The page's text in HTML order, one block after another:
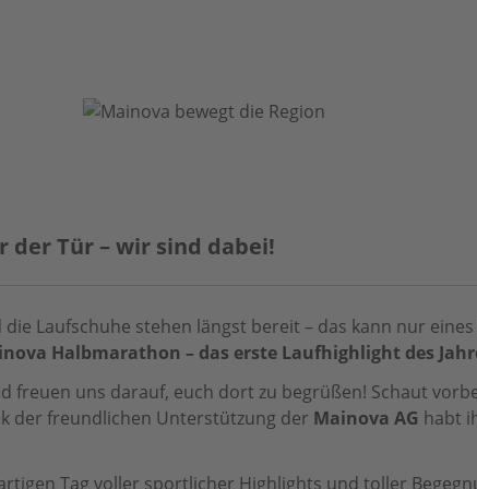
Tür – wir sind dabei!
Laufschuhe stehen längst bereit – das kann nur
Halbmarathon – das erste Laufhighlight des
freuen uns darauf, euch dort zu begrüßen! Schaut
der freundlichen Unterstützung der Mainova AG habt
Tag voller sportlicher Highlights und toller